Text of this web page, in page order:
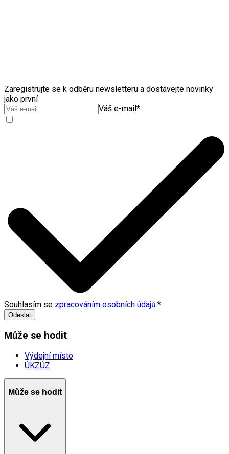
Zaregistrujte se k odběru newsletteru a dostávejte novinky
jako první
Váš e-mail*
Souhlasím se zpracováním osobních údajů.*
Odeslat
Může se hodit
Výdejní místo
ÚKZÚZ
Může se hodit